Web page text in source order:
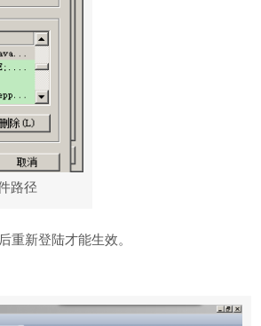
路径
重新登陆才能生效。